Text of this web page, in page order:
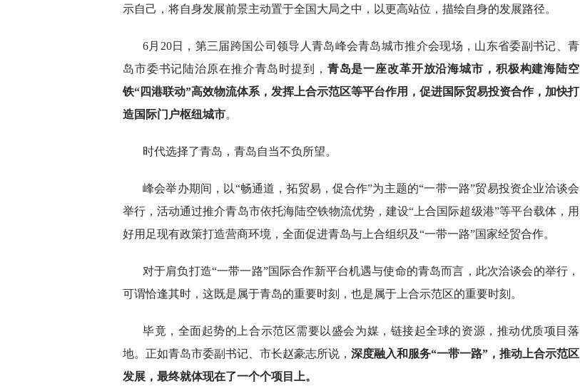
示自己，将自身发展前景主动置于全国大局之中，以更高站位，描绘自身的发展路径。
6月20日，第三届跨国公司领导人青岛峰会青岛城市推介会现场，山东省委副书记、青
岛市委书记陆治原在推介青岛时提到， 青岛是一座改革开放沿海城市，积极构建海陆空
铁“四港联动”高效物流体系，发挥上合示范区等平台作用，促进国际贸易投资合作，加快打
造国际门户枢纽城市。
时代选择了青岛，青岛自当不负所望。
峰会举办期间，以“畅通道，拓贸易，促合作”为主题的“一带一路”贸易投资企业洽谈会
举行，活动通过推介青岛市依托海陆空铁物流优势，建设“上合国际超级港”等平台载体，用
好用足现有政策打造营商环境，全面促进青岛与上合组织及“一带一路”国家经贸合作。
对于肩负打造“一带一路”国际合作新平台机遇与使命的青岛而言，此次洽谈会的举行，
可谓恰逢其时，这既是属于青岛的重要时刻，也是属于上合示范区的重要时刻。
毕竟，全面起势的上合示范区需要以盛会为媒，链接起全球的资源，推动优质项目落
地。正如青岛市委副书记、市长赵豪志所说， 深度融入和服务“一带一路”，推动上合示范区
发展，最终就体现在了一个个项目上。